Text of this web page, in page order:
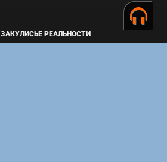
ЗАКУЛИСЬЕ РЕАЛЬНОСТИ